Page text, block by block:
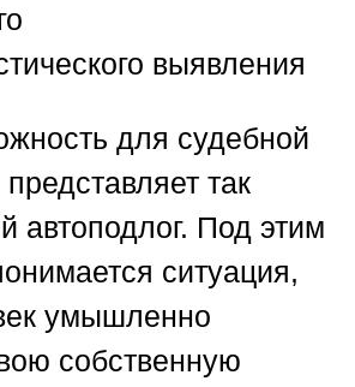
выявления
для судебной
так
автоподлог. Под этим
ситуация,
умышленно
собственную